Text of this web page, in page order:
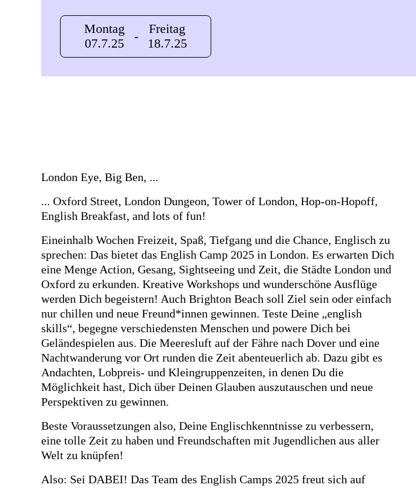
Montag
07.7.25
-
Freitag
18.7.25
London Eye, Big Ben, ...
... Oxford Street, London Dungeon, Tower of London, Hop-on-Hopoff,
English Breakfast, and lots of fun!
Eineinhalb Wochen Freizeit, Spaß, Tiefgang und die Chance, Englisch zu
sprechen: Das bietet das English Camp 2025 in London. Es erwarten Dich
eine Menge Action, Gesang, Sightseeing und Zeit, die Städte London und
Oxford zu erkunden. Kreative Workshops und wunderschöne Ausflüge
werden Dich begeistern! Auch Brighton Beach soll Ziel sein oder einfach
nur chillen und neue Freund*innen gewinnen. Teste Deine „english
skills“, begegne verschiedensten Menschen und powere Dich bei
Geländespielen aus. Die Meeresluft auf der Fähre nach Dover und eine
Nachtwanderung vor Ort runden die Zeit abenteuerlich ab. Dazu gibt es
Andachten, Lobpreis- und Kleingruppenzeiten, in denen Du die
Möglichkeit hast, Dich über Deinen Glauben auszutauschen und neue
Perspektiven zu gewinnen.
Beste Voraussetzungen also, Deine Englischkenntnisse zu verbessern,
eine tolle Zeit zu haben und Freundschaften mit Jugendlichen aus aller
Welt zu knüpfen!
Also: Sei DABEI! Das Team des English Camps 2025 freut sich auf